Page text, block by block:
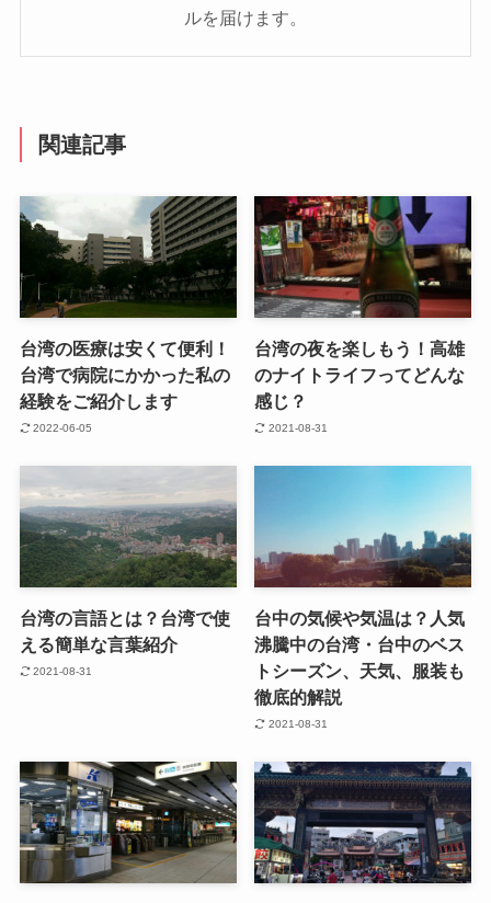
ルを届けます。
関連記事
台湾の医療は安くて便利！
台湾で病院にかかった私の
経験をご紹介します
2022-06-05
台湾の夜を楽しもう！高雄
のナイトライフってどんな
感じ？
2021-08-31
台湾の言語とは？台湾で使
える簡単な言葉紹介
2021-08-31
台中の気候や気温は？人気
沸騰中の台湾・台中のベス
トシーズン、天気、服装も
徹底的解説
2021-08-31